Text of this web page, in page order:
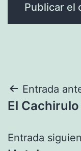
de
Entrada
El Cachirulo
Entrada